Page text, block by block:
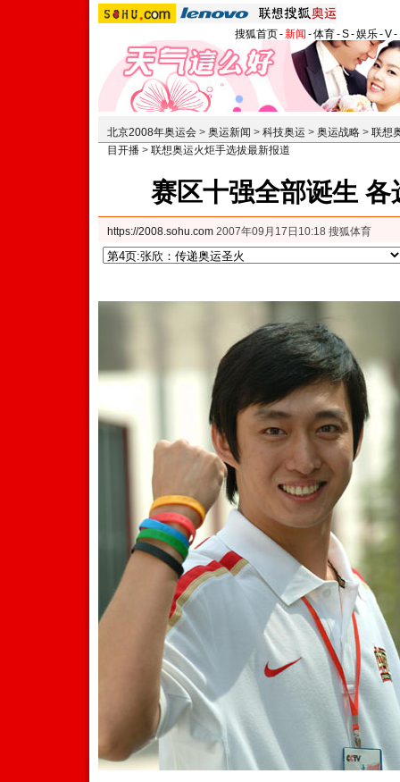
搜狐首页-新闻 -体育-S-娱乐-V-
北京2008年奥运会 > 奥运新闻 > 科技奥运 > 奥运战略 > 联想
目开播 > 联想奥运火炬手选拔最新报道
赛区十强全部诞生
https://2008.sohu.com 2007年09月17日10:18 搜狐体育